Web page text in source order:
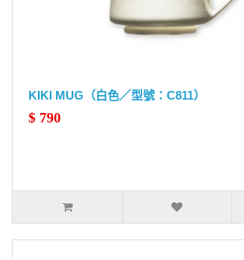
KIKI MUG（白色／型號：C811）
$ 790